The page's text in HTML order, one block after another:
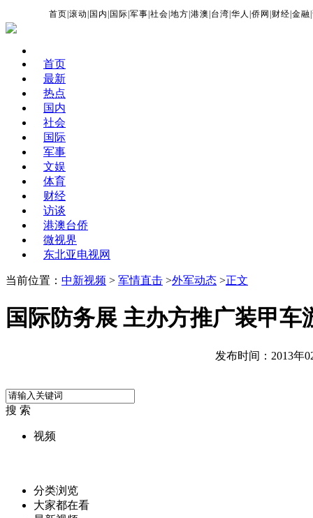
首页 |滚动 国内 国际 |军事 |社会 |地方 |港澳 台湾 |华人 |侨网 财经 |金融 |
首页
最新
热点
国内
社会
国际
军事
文娱
体育
财经
访谈
港澳台侨
微视界
东北亚电视网
当前位置： 中新视频 > 军情直击 >外军动态 >正文
国际防务展 主办方推广装甲车
发布时间：2013年
搜 索
视频
分类浏览
大家都在看